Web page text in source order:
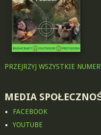
PRZEJRZYJ WSZYSTKIE
MEDIA
FACEBOOK
YOUTUBE